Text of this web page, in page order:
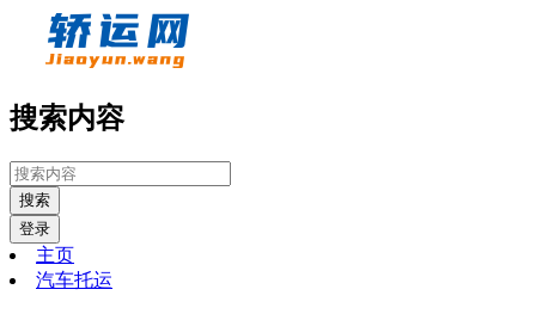
搜索内容
搜索
登录
主页
汽车托运